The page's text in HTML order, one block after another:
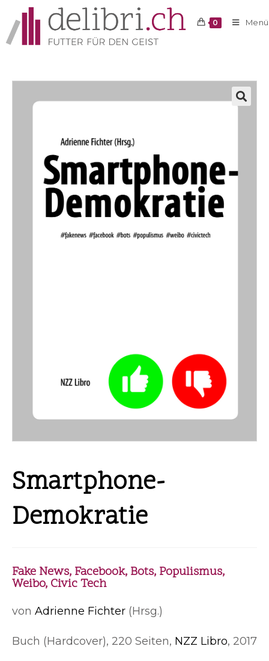
0 Menü
Smartphone-
Demokratie
Fake News, Facebook, Bots, Populismus,
Weibo, Civic Tech
von Adrienne Fichter (Hrsg.)
Buch (Hardcover), 220 Seiten, NZZ Libro, 2017